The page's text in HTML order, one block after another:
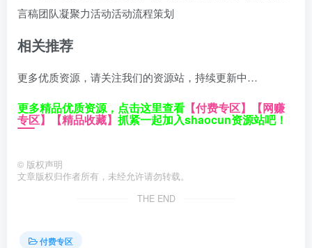
言稿团队凝聚力活动活动流程策划
相关推荐
更多优质资源，请关注我们的资源站，持续更新中…
更多精品优质资源，点击这里查看 【付费专区】 【网赚
专区】 【精品收藏】 抓紧一起加入shaocun资源站吧！
© 版权声明
文章版权归作者所有，未经允许请勿转载。
THE END
付费专区